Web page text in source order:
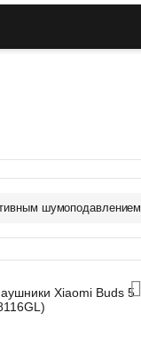
шумоподавлением
Xiaomi Buds 5